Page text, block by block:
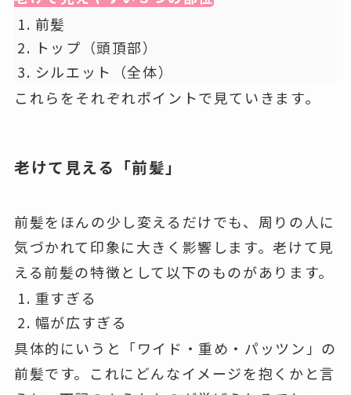
前髪
トップ（頭頂部）
シルエット（全体）
これらをそれぞれポイントで見ていきます。
老けて見える「前髪」
前髪をほんの少し変えるだけでも、周りの人に
気づかれて印象に大きく影響します。老けて見
える前髪の特徴として以下のものがあります。
重すぎる
幅が広すぎる
具体的にいうと 「ワイド・重め・パッツン」の
前髪です。これにどんなイメージを抱くかと言